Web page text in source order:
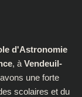
d'Astronomie
, à Vendeuil-
une forte
scolaires et du